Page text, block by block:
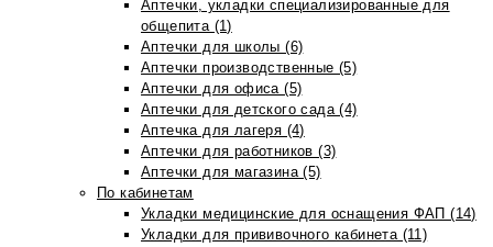
Аптечки, укладки специализированные для
общепита (1)
Аптечки для школы (6)
Аптечки производственные (5)
Аптечки для офиса (5)
Аптечки для детского сада (4)
Аптечка для лагеря (4)
Аптечки для работников (3)
Аптечки для магазина (5)
По кабинетам
Укладки медицинские для оснащения ФАП (14)
Укладки для прививочного кабинета (11)